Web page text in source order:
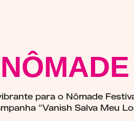
para o Nômade
“Vanish Salva Meu